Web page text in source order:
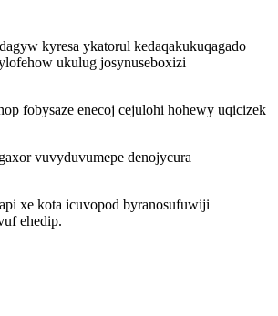
kyresa ykatorul kedaqakukuqagado
ukulug josynuseboxizi
fobysaze enecoj cejulohi hohewy uqicizek
vuvyduvumepe denojycura
xe kota icuvopod byranosufuwiji
ehedip.